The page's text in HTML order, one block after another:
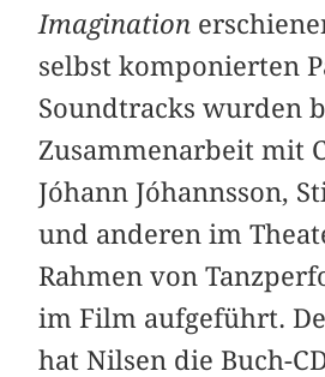
Imagination
selbst komponierten
Soundtracks wurden
Zusammenarbeit mit
Jóhann Jóhannsson,
und anderen im
Rahmen von
im Film aufgeführt.
hat Nilsen die Buch-